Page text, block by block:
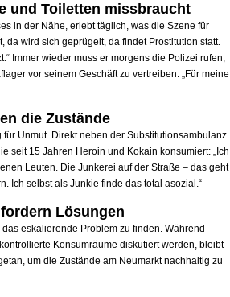
und Toiletten missbraucht
in der Nähe, erlebt täglich, was die Szene für
da wird sich geprügelt, da findet Prostitution statt.
Immer wieder muss er morgens die Polizei rufen,
vor seinem Geschäft zu vertreiben. „Für meine
die Zustände
Unmut. Direkt neben der Substitutionsambulanz
seit 15 Jahren Heroin und Kokain konsumiert: „Ich
Leuten. Die Junkerei auf der Straße – das geht
Ich selbst als Junkie finde das total asozial.“
Lösungen
eskalierende Problem zu finden. Während
Konsumräume diskutiert werden, bleibt
um die Zustände am Neumarkt nachhaltig zu